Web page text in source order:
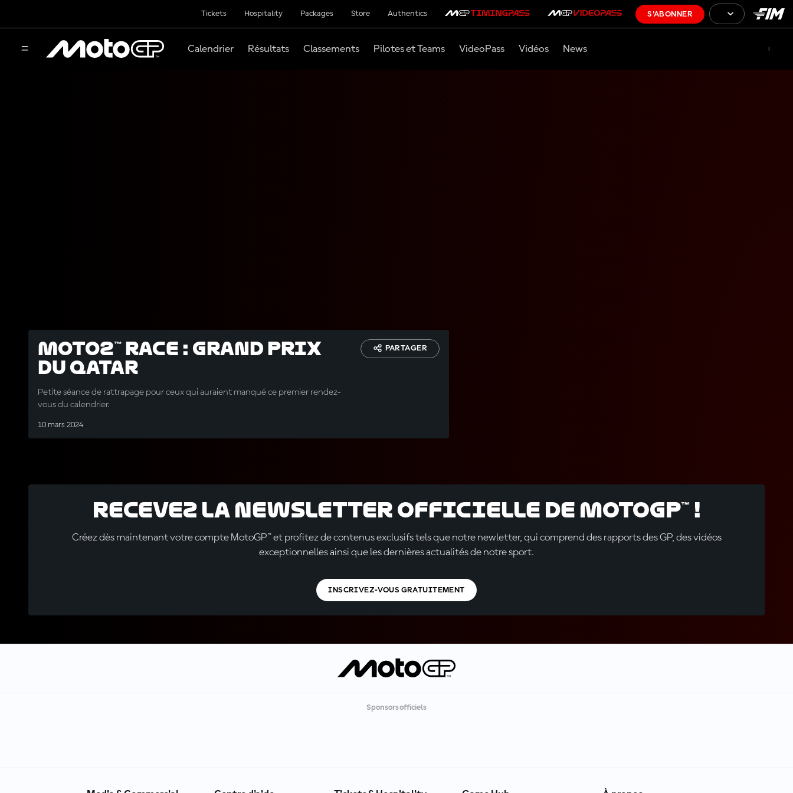
Tickets Hospitality Packages Store Authentics S'ABONNER
Calendrier Résultats Classements Pilotes et Teams VideoPass Vidéos News
Moto2™ Race : Grand Prix
du Qatar
Petite séance de rattrapage pour ceux qui auraient manqué ce premier rendez-
vous du calendrier.
10 mars 2024
PARTAGER
Recevez la Newsletter officielle de MotoGP™ !
Créez dès maintenant votre compte MotoGP™ et profitez de contenus exclusifs tels que notre newletter, qui comprend des rapports des GP, des vidéos
exceptionnelles ainsi que les dernières actualités de notre sport.
INSCRIVEZ-VOUS GRATUITEMENT
Sponsors officiels